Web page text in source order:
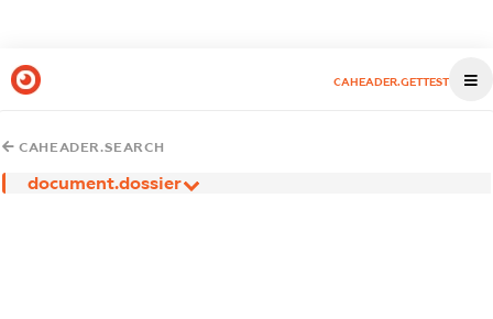
CAHEADER.GETTEST
CAHEADER.SEARCH
document.dossier